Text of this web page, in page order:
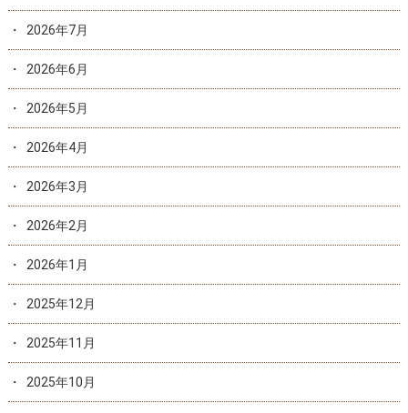
2026年7月
2026年6月
2026年5月
2026年4月
2026年3月
2026年2月
2026年1月
2025年12月
2025年11月
2025年10月